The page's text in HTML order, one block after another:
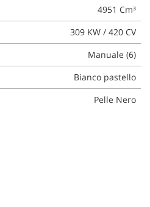
4951 Cm³
309 KW / 420 CV
Manuale (6)
Bianco pastello
Pelle Nero